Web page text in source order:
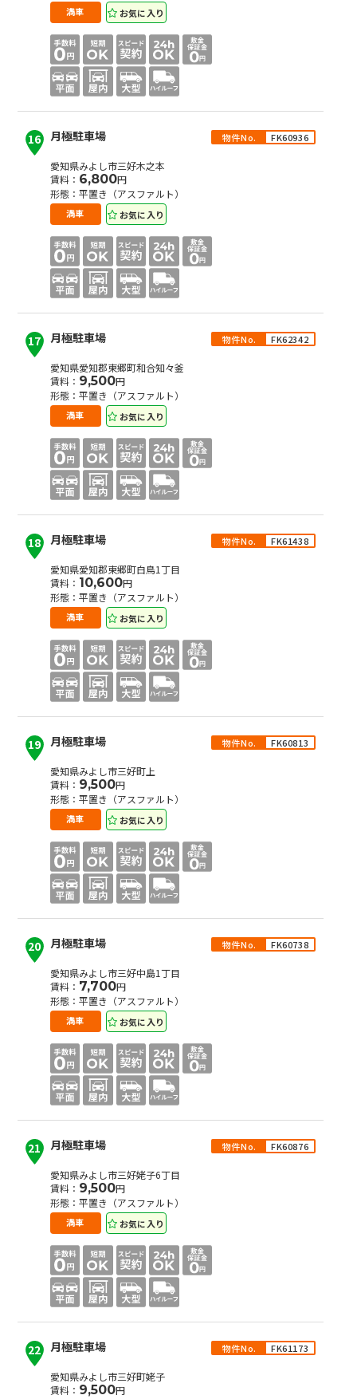
お気に入り
満車
16 月極駐車場 物件No. FK60936
愛知県みよし市三好木之本
賃料： 6,800円
形態：平置き（アスファルト）
お気に入り
満車
17 月極駐車場 物件No. FK62342
愛知県愛知郡東郷町和合知々釜
賃料： 9,500円
形態：平置き（アスファルト）
お気に入り
満車
18 月極駐車場 物件No. FK61438
愛知県愛知郡東郷町白鳥1丁目
賃料： 10,600円
形態：平置き（アスファルト）
お気に入り
満車
19 月極駐車場 物件No. FK60813
愛知県みよし市三好町上
賃料： 9,500円
形態：平置き（アスファルト）
お気に入り
満車
20 月極駐車場 物件No. FK60738
愛知県みよし市三好中島1丁目
賃料： 7,700円
形態：平置き（アスファルト）
お気に入り
満車
21 月極駐車場 物件No. FK60876
愛知県みよし市三好姥子6丁目
賃料： 9,500円
形態：平置き（アスファルト）
お気に入り
満車
22 月極駐車場 物件No. FK61173
愛知県みよし市三好町姥子
賃料： 9,500円